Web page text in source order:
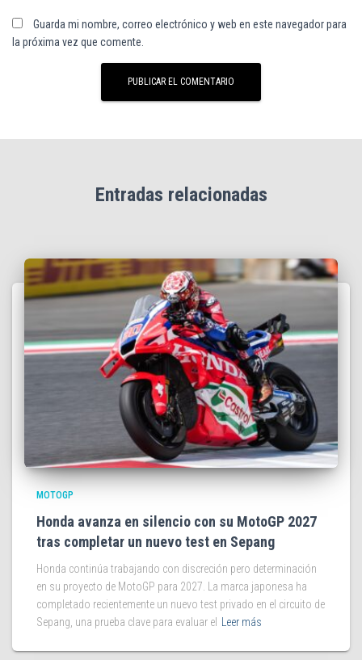
Guarda mi nombre, correo electrónico y web en este navegador para
la próxima vez que comente.
Entradas relacionadas
MOTOGP
Honda avanza en silencio con su MotoGP 2027
tras completar un nuevo test en Sepang
Honda continúa trabajando con discreción pero determinación
en su proyecto de MotoGP para 2027. La marca japonesa ha
completado recientemente un nuevo test privado en el circuito de
Sepang, una prueba clave para evaluar el
Leer más